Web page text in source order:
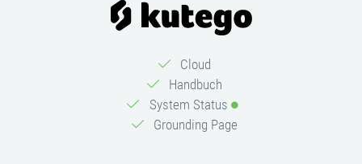
Cloud
Handbuch
System Status
Grounding Page